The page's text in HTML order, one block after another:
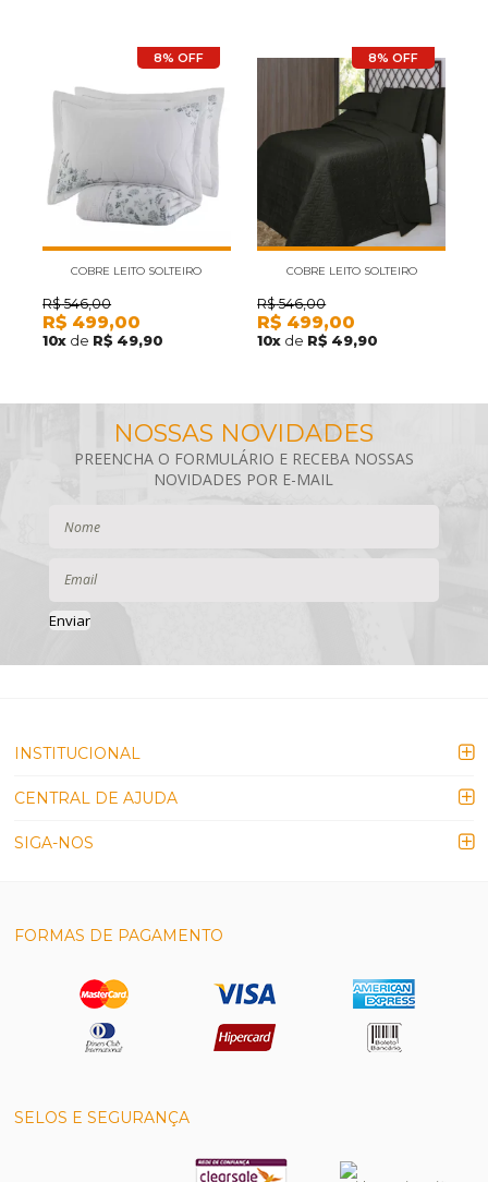
8% OFF
COBRE LEITO SOLTEIRO
KACYUMARA SATINEE BLUEVEL
300 FIOS 2PÇS
R$ 546,00
R$ 499,00
10x de R$ 49,90
8% OFF
COBRE LEITO SOLTEIRO
KACYUMARA SATINEE PRETO 300
FIOS 2PÇS
R$ 546,00
R$ 499,00
10x de R$ 49,90
Enviar
INSTITUCIONAL
CENTRAL DE AJUDA
SIGA-NOS
FORMAS DE PAGAMENTO
SELOS E SEGURANÇA